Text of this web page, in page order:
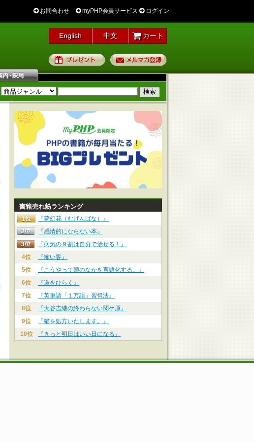
お問合わせ myPHP会員サービス ログイン
English 中文 カート
プレゼント
書籍売れ筋ランキング
『夢幻花（むげんばな）』
『感情的にならない本』
『病気の９割は自分で治せる！』
4位
『怖い客』
5位
『こうやって頭のなかを言語化する。』
6位
『道をひらく』
7位
『英単語「１万語」習得法』
8位
『大谷吉継の終わらない関ケ原』
9位
『猫を処方いたします。』
10位
『きっと明日はいい日になる』